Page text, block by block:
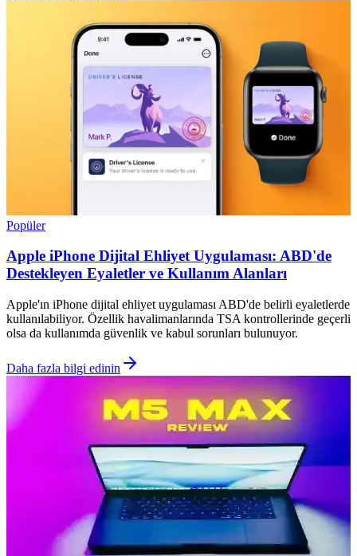
Popüler
Apple iPhone Dijital Ehliyet Uygulaması: ABD'de
Destekleyen Eyaletler ve Kullanım Alanları
Apple'ın iPhone dijital ehliyet uygulaması ABD'de belirli eyaletlerde
kullanılabiliyor. Özellik havalimanlarında TSA kontrollerinde geçerli
olsa da kullanımda güvenlik ve kabul sorunları bulunuyor.
Daha fazla bilgi edinin